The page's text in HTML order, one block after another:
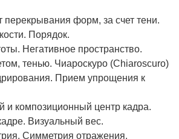
перекрывания форм, за счет тени.
Порядок.
Негативное пространство.
тенью. Чиароскуро (Chiaroscuro)
Прием упрощения к
и композиционный центр кадра.
Визуальный вес.
Симметрия отражения.